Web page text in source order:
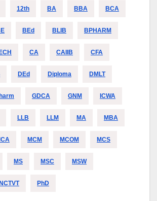
12th BA BBA BCA
BEd BLIB BPHARM
CA CAIIB CFA
DEd Diploma DMLT
GDCA GNM ICWA
LLB LLM MA MBA
MCM MCOM MCS
MS MSC MSW
NCTVT PhD